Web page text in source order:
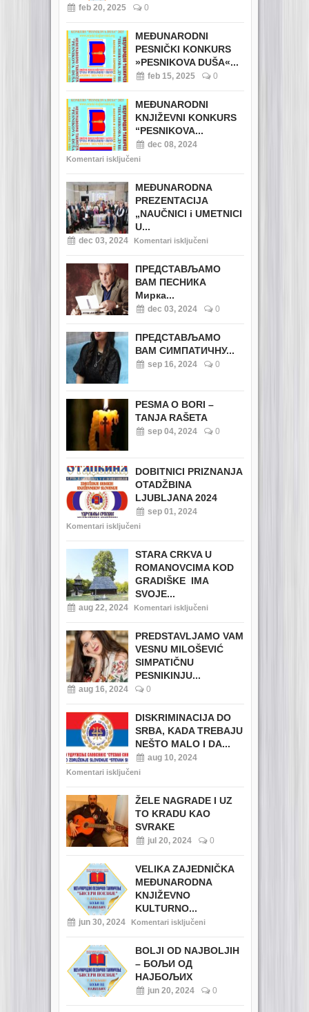
feb 20, 2025 0
MEĐUNARODNI
PESNIČKI KONKURS
»PESNIKOVA DUŠA«...
feb 15, 2025 0
MEĐUNARODNI
KNJIŽEVNI KONKURS
“PESNIKOVA...
dec 08, 2024
Komentari isključeni
MEĐUNARODNA
PREZENTACIJA
„NAUČNICI i UMETNICI
U...
dec 03, 2024 Komentari isključeni
ПРЕДСТАВЉАМО
ВАМ ПЕСНИКА
Мирка...
dec 03, 2024 0
ПРЕДСТАВЉАМО
ВАМ СИМПАТИЧНУ...
sep 16, 2024 0
PESMA O BORI –
TANJA RAŠETA
sep 04, 2024 0
DOBITNICI PRIZNANJA
OTADŽBINA
LJUBLJANA 2024
sep 01, 2024
Komentari isključeni
STARA CRKVA U
ROMANOVCIMA KOD
GRADIŠKE IMA
SVOJE...
aug 22, 2024 Komentari isključeni
PREDSTAVLJAMO VAM
VESNU MILOŠEVIĆ
SIMPATIČNU
PESNIKINJU...
aug 16, 2024 0
DISKRIMINACIJA DO
SRBA, KADA TREBAJU
NEŠTO MALO I DA...
aug 10, 2024
Komentari isključeni
ŽELE NAGRADE I UZ
TO KRADU KAO
SVRAKE
jul 20, 2024 0
VELIKA ZAJEDNIČKA
MEĐUNARODNA
KNJIŽEVNO
KULTURNO...
jun 30, 2024 Komentari isključeni
BOLJI OD NAJBOLJIH
– БОЉИ ОД
НАЈБОЉИХ
jun 20, 2024 0